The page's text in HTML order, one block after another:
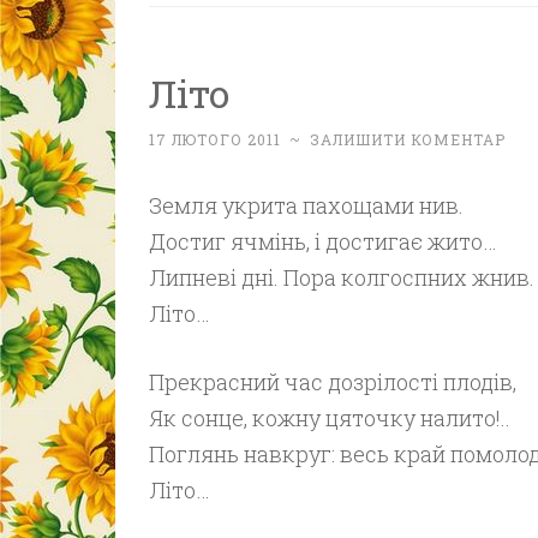
Літо
17 ЛЮТОГО 2011 ~ ЗАЛИШИТИ КОМЕНТАР
Земля укрита пахощами нив.
Достиг ячмінь, і достигає жито…
Липневі дні. Пора колгоспних жнив.
Літо…
Прекрасний час дозрілості плодів,
Як сонце, кожну цяточку налито!..
Поглянь навкруг: весь край
Літо…